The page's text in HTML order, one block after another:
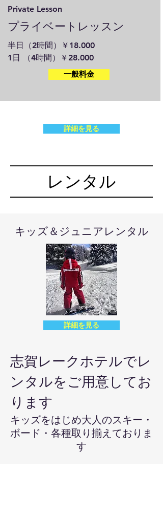
Private Lesson
プライベートレッスン
半日（2時間）￥18.000
1日 （4時間）￥28.000
一般料金
詳細を見る
​レンタル
キッズ＆ジュニアレンタル
詳細を見る
​志賀レークホテルでレ
ンタルをご用意してお
ります
キッズをはじめ大人のスキー・
ボード・各種取り揃えておりま
す